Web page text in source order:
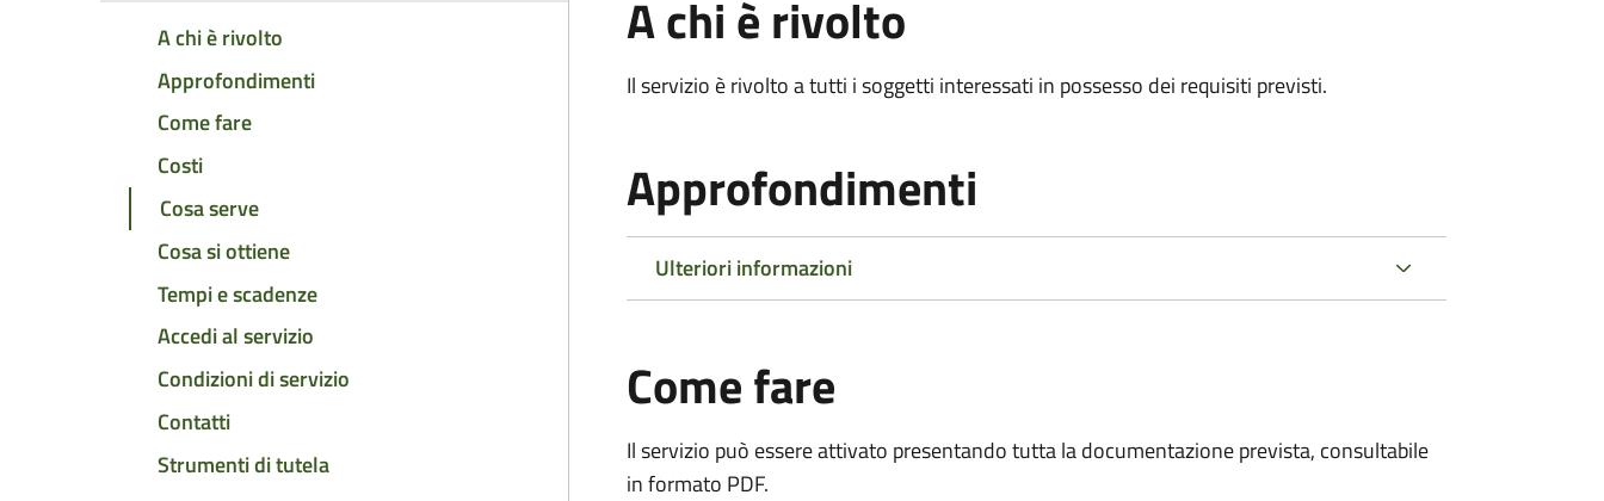
A chi è rivolto
Approfondimenti
Come fare
Costi
Cosa serve
Cosa si ottiene
Tempi e scadenze
Accedi al servizio
Condizioni di servizio
Contatti
Strumenti di tutela
A chi è rivolto
Il servizio è rivolto a tutti i soggetti interessati in possesso dei requisiti previsti.
Approfondimenti
Ulteriori informazioni
Come fare
Il servizio può essere attivato presentando tutta la documentazione prevista, consultabile
in formato PDF.